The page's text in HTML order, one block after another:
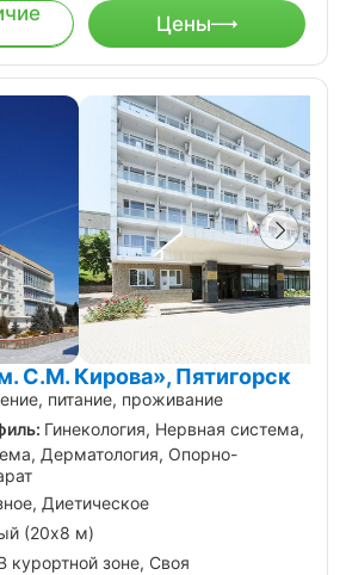
Цены
С.М. Кирова», Пятигорск
питание, проживание
Гинекология, Нервная система,
Дерматология, Опорно-
Диетическое
(20х8 м)
курортной зоне, Своя